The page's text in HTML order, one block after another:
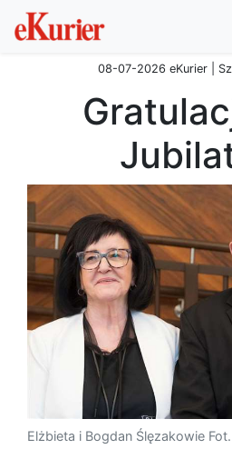
08-07-2026 eKurier |
Elżbieta i Bogdan Ślęzakowie